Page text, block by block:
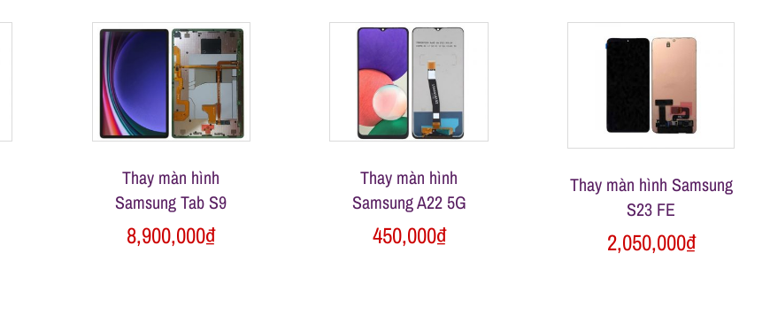
Thay màn hình
Samsung Tab S9
8,900,000₫
Thay màn hình
Samsung A22 5G
450,000₫
Thay màn hình Samsung
S23 FE
2,050,000₫